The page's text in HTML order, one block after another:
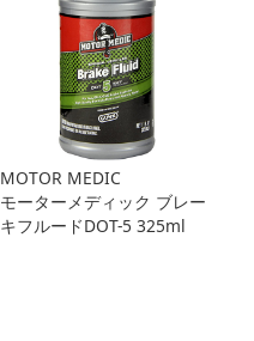
MOTOR MEDIC
モーターメディック ブレー
キフルードDOT-5 325ml